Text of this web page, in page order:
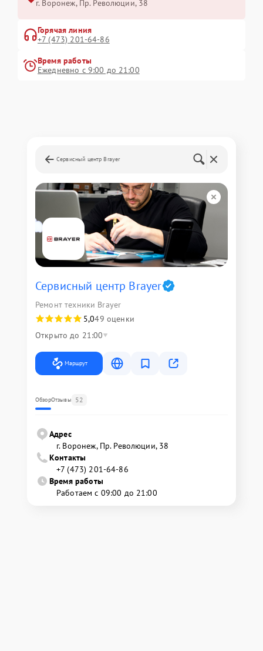
г. Воронеж, Пр. Революции, 38
Горячая линия
+7 (473) 201-64-86
Время работы
Ежедневно с 9:00 до 21:00
Сервисный центр Brayer
Сервисный центр Brayer
Ремонт техники Brayer
5,049 оценки
Открыто до 21:00
Маршрут
ОбзорОтзывы 52
Адрес
г. Воронеж, Пр. Революции, 38
Контакты
+7 (473) 201-64-86
Время работы
Работаем с 09:00 до 21:00